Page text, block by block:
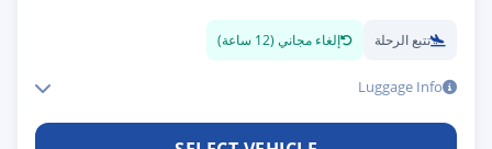
تتبع الرحلة إلغاء مجاني (12 ساعة)
Luggage Info